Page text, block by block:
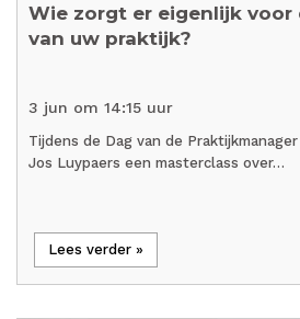
Wie zorgt er eigenlijk voor
van uw praktijk?
3 jun om 14:15 uur
Tijdens de Dag van de
Jos Luypaers een masterclass over…
Lees verder »